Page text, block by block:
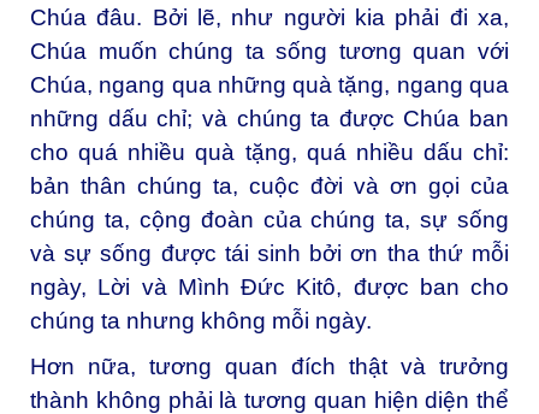
Chúa đâu. Bởi lẽ, như người kia phải đi xa,
Chúa muốn chúng ta sống tương quan với
Chúa, ngang qua những quà tặng, ngang qua
những dấu chỉ; và chúng ta được Chúa ban
cho quá nhiều quà tặng, quá nhiều dấu chỉ:
bản thân chúng ta, cuộc đời và ơn gọi của
chúng ta, cộng đoàn của chúng ta, sự sống
và sự sống được tái sinh bởi ơn tha thứ mỗi
ngày, Lời và Mình Đức Kitô, được ban cho
chúng ta nhưng không mỗi ngày.
Hơn nữa, tương quan đích thật và trưởng
thành không phải là tương quan hiện diện thể